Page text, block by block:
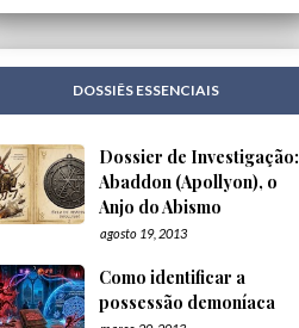
DOSSIÊS ESSENCIAIS
Dossier de Investigação:
Abaddon (Apollyon), o
Anjo do Abismo
agosto 19, 2013
Como identificar a
possessão demoníaca